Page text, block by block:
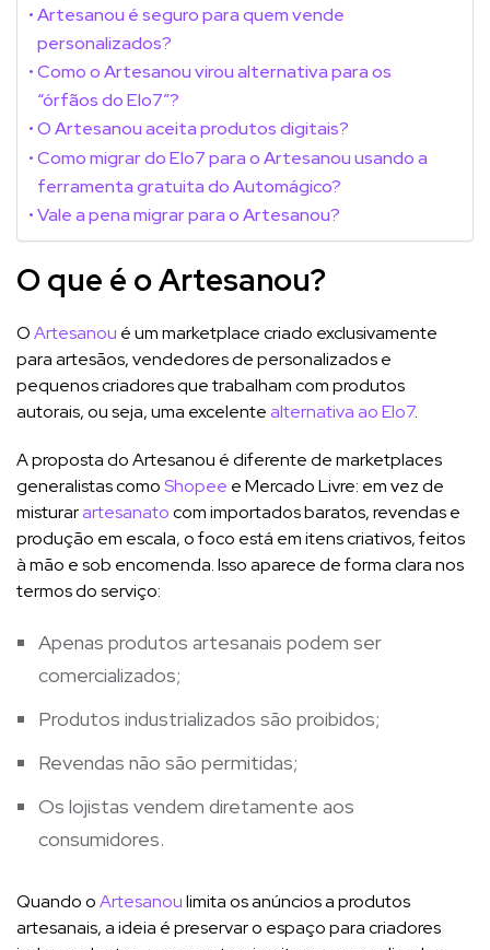
Artesanou é seguro para quem vende
personalizados?
Como o Artesanou virou alternativa para os
“órfãos do Elo7”?
O Artesanou aceita produtos digitais?
Como migrar do Elo7 para o Artesanou usando a
ferramenta gratuita do Automágico?
Vale a pena migrar para o Artesanou?
O que é o Artesanou?
OArtesanou é um marketplace criado exclusivamente
para artesãos, vendedores de personalizados e
pequenos criadores que trabalham com produtos
autorais, ou seja, uma excelente alternativa ao Elo7.
A proposta do Artesanou é diferente de marketplaces
generalistas comoShopee e Mercado Livre: em vez de
misturarartesanatocom importados baratos, revendas e
produção em escala, o foco está em itens criativos, feitos
à mão e sob encomenda. Isso aparece de forma clara nos
termos do serviço:
Apenas produtos artesanais podem ser
comercializados;
Produtos industrializados são proibidos;
Revendas não são permitidas;
Os lojistas vendem diretamente aos
consumidores.
Quando oArtesanoulimita os anúncios a produtos
artesanais, a ideia é preservar o espaço para criadores